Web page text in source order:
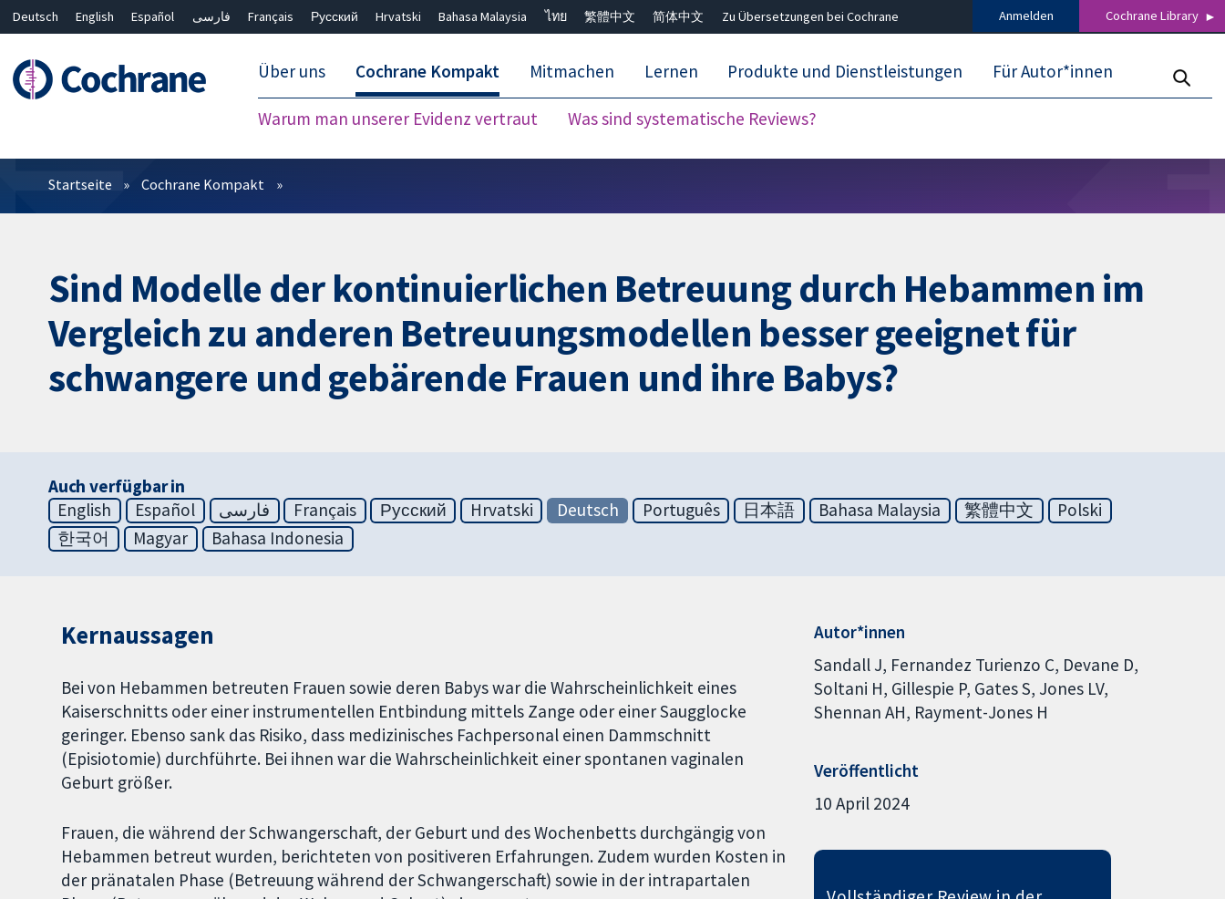
Deutsch English Español فارسی Français Русский Hrvatski Bahasa Malaysia ไทย 繁體中文 简体中文 Zu Übersetzungen bei Cochrane Anmelden Cochrane Library
Über uns Cochrane Kompakt
Warum man unserer Evidenz vertraut Was sind systematische Reviews?
Mitmachen Lernen Produkte und Dienstleistungen Für Autor*innen
Filter
Startseite Cochrane Kompakt
Sind Modelle der kontinuierlichen Betreuung durch Hebammen im
Vergleich zu anderen Betreuungsmodellen besser geeignet für
schwangere und gebärende Frauen und ihre Babys?
Auch verfügbar in
English
Español فارسی Français Русский Hrvatski Deutsch Português 日本語 Bahasa Malaysia 繁體中文
Polski
한국어
Magyar Bahasa Indonesia
Kernaussagen
Bei von Hebammen betreuten Frauen sowie deren Babys war die Wahrscheinlichkeit eines
Kaiserschnitts oder einer instrumentellen Entbindung mittels Zange oder einer Saugglocke
geringer. Ebenso sank das Risiko, dass medizinisches Fachpersonal einen Dammschnitt
(Episiotomie) durchführte. Bei ihnen war die Wahrscheinlichkeit einer spontanen vaginalen
Geburt größer.
Frauen, die während der Schwangerschaft, der Geburt und des Wochenbetts durchgängig von
Hebammen betreut wurden, berichteten von positiveren Erfahrungen. Zudem wurden Kosten in
der pränatalen Phase (Betreuung während der Schwangerschaft) sowie in der intrapartalen
Autor*innen
Sandall J Fernandez Turienzo C Devane D
Soltani H Gillespie P Gates S Jones LV
Shennan AH Rayment-Jones H
Veröffentlicht
10 April 2024